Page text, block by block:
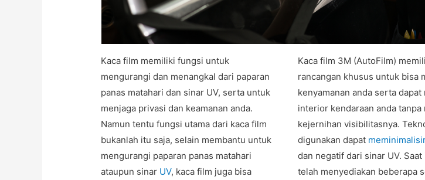
Kaca film memiliki fungsi untuk
mengurangi dan menangkal dari paparan
panas matahari dan sinar UV, serta untuk
menjaga privasi dan keamanan anda.
Namun tentu fungsi utama dari kaca film
bukanlah itu saja, selain membantu untuk
mengurangi paparan panas matahari
ataupun sinar UV, kaca film juga bisa
Kaca film 3M (AutoFilm)
rancangan khusus untuk bisa
kenyamanan anda serta
interior kendaraan anda tanpa
kejernihan visibilitasnya.
digunakan dapat
dan negatif dari sinar UV. Saat
telah menyediakan beberapa